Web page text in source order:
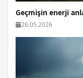
Geçmişin enerji
26.05.2026